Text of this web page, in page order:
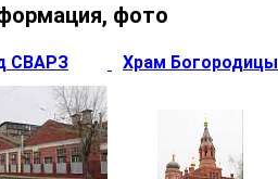
фото
СВАРЗ Храм Богородицы